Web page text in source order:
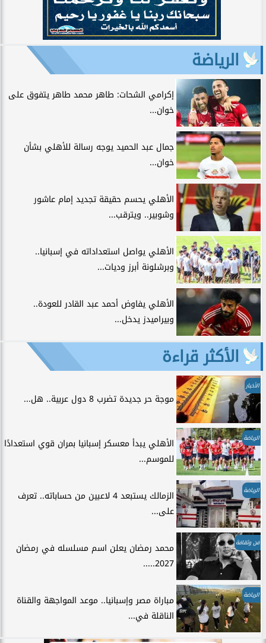
الرياضة
إكرامي الشحات: طاهر محمد طاهر يتفوق على
خوان...
جمال عبد الحميد يوجه رسالة للأهلي بشأن
خوان...
الأهلي يحسم حقيقة تجديد إمام عاشور
وشوبير.. ويترقب...
الأهلي يواصل استعداداته في إسبانيا..
وبرشلونة أبرز وديات...
الأهلي يفاوض أحمد عبد القادر للعودة..
وبيراميدز يدخل...
الأكثر قراءة
الأخبار
موجة حر جديدة تضرب 8 دول عربية.. هل...
الرياضة
الأهلي يبدأ معسكر إسبانيا بمران قوي استعدادًا
للموسم...
الرياضة
الزمالك يستبعد 4 لاعبين من حساباته.. تعرف
على...
فن وثقافة
محمد رمضان يعلن اسم مسلسله في رمضان
2027.....
الرياضة
مباراة مصر وإسبانيا.. موعد المواجهة والقناة
الناقلة في...